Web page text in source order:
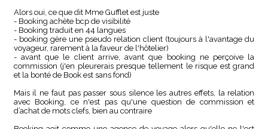
Alors oui, ce que dit Mme Gufflet est juste
- Booking achète bcp de visibilité
- Booking traduit en 44 langues
- booking gère une pseudo relation client (toujours à l'avantage du
voyageur, rarement à la faveur de l'hôtelier)
- avant que le client arrive, avant que booking ne perçoive la
commission (j'en pleurerais presque tellement le risque est grand
et la bonté de Book est sans fond)
Mais il ne faut pas passer sous silence les autres effets, la relation
avec Booking, ce n'est pas qu'une question de commission et
d’achat de mots clefs, bien au contraire